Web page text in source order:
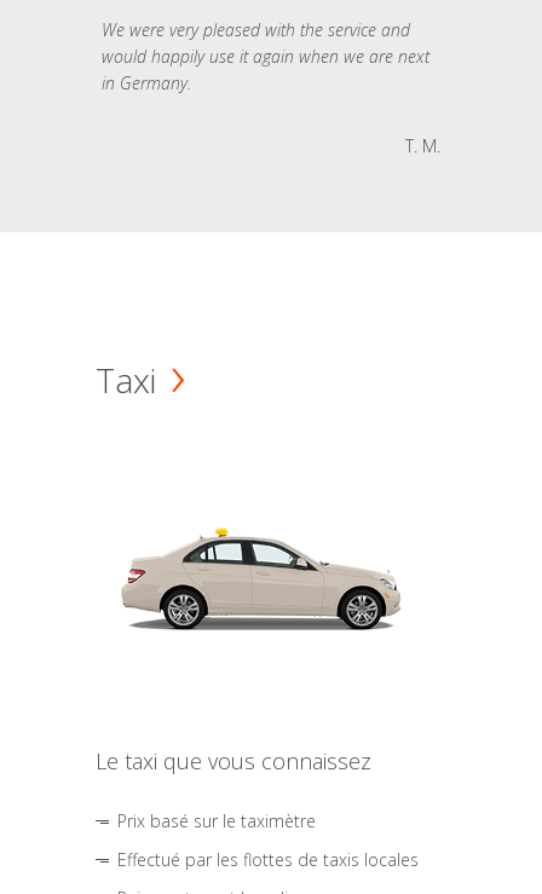
We were very pleased with the service and
would happily use it again when we are next
in Germany.
T. M.
Taxi
Le taxi que vous connaissez
Prix basé sur le taximètre
Effectué par les flottes de taxis locales